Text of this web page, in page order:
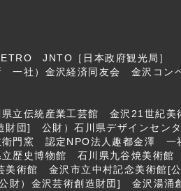
JNTO［日本政府観光
一社）金沢経済同友会 金沢コン
立伝統産業工芸館 金沢21世紀
財団] 公財）石川県デザインセ
衛門窯 認定NPO法人趣都金澤
歴史博物館 石川県九谷焼美術館
術館 金沢市立中村記念美術館[
財）金沢芸術創造財団] 金沢湯